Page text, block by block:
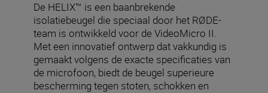
De HELIX™ is een baanbrekende
isolatiebeugel die speciaal door het RØDE-
team is ontwikkeld voor de VideoMicro II.
Met een innovatief ontwerp dat vakkundig is
gemaakt volgens de exacte specificaties van
de microfoon, biedt de beugel superieure
bescherming tegen stoten, schokken en